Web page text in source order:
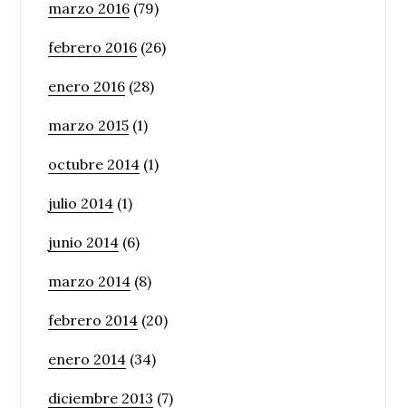
marzo 2016 (79)
febrero 2016 (26)
enero 2016 (28)
marzo 2015 (1)
octubre 2014 (1)
julio 2014 (1)
junio 2014 (6)
marzo 2014 (8)
febrero 2014 (20)
enero 2014 (34)
diciembre 2013 (7)